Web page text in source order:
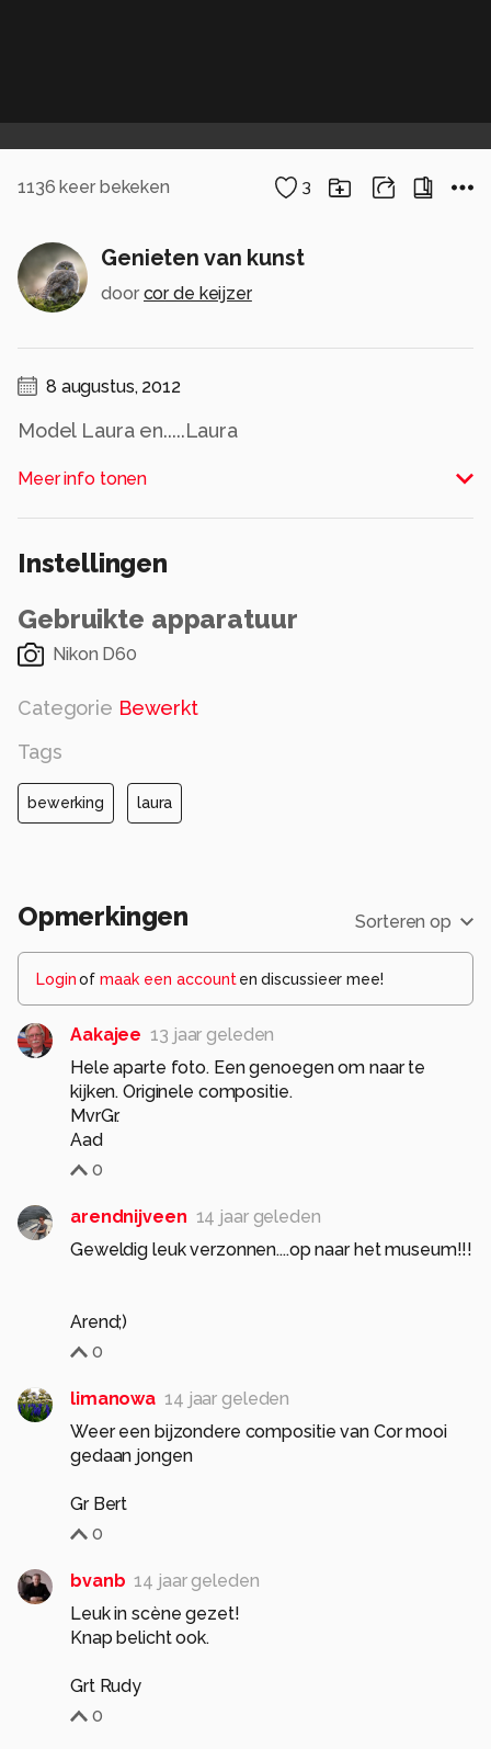
1136 keer bekeken 3
Genieten van kunst
door cor de keijzer
8 augustus, 2012
Model Laura en.....Laura
Alle rechten voorbehouden
Meer info tonen
Instellingen
Gebruikte apparatuur
Nikon D60
Categorie Bewerkt
Tags
bewerking laura
Opmerkingen Sorteren op
Loginof maak een account en discussieer mee!
Aakajee 13 jaar geleden
Hele aparte foto. Een genoegen om naar te
kijken. Originele compositie.
MvrGr.
Aad
0
arendnijveen 14 jaar geleden
Geweldig leuk verzonnen....op naar het museum!!!
Arend;)
0
limanowa 14 jaar geleden
Weer een bijzondere compositie van Cor mooi
gedaan jongen
Gr Bert
0
bvanb 14 jaar geleden
Leuk in scène gezet!
Knap belicht ook.
Grt Rudy
0